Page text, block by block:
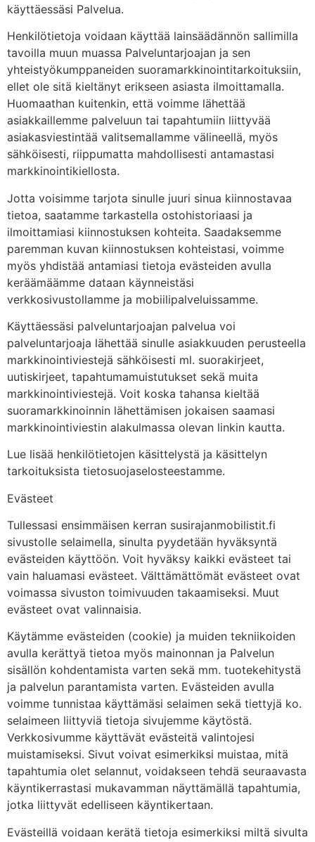
käyttäessäsi Palvelua.
Henkilötietoja voidaan käyttää lainsäädännön sallimilla
tavoilla muun muassa Palveluntarjoajan ja sen
yhteistyökumppaneiden suoramarkkinointitarkoituksiin,
ellet ole sitä kieltänyt erikseen asiasta ilmoittamalla.
Huomaathan kuitenkin, että voimme lähettää
asiakkaillemme palveluun tai tapahtumiin liittyvää
asiakasviestintää valitsemallamme välineellä, myös
sähköisesti, riippumatta mahdollisesti antamastasi
markkinointikiellosta.
Jotta voisimme tarjota sinulle juuri sinua kiinnostavaa
tietoa, saatamme tarkastella ostohistoriaasi ja
ilmoittamiasi kiinnostuksen kohteita. Saadaksemme
paremman kuvan kiinnostuksen kohteistasi, voimme
myös yhdistää antamiasi tietoja evästeiden avulla
keräämäämme dataan käynneistäsi
verkkosivustollamme ja mobiilipalveluissamme.
Käyttäessäsi palveluntarjoajan palvelua voi
palveluntarjoaja lähettää sinulle asiakkuuden perusteella
markkinointiviestejä sähköisesti ml. suorakirjeet,
uutiskirjeet, tapahtumamuistutukset sekä muita
markkinointiviestejä. Voit koska tahansa kieltää
suoramarkkinoinnin lähettämisen jokaisen saamasi
markkinointiviestin alakulmassa olevan linkin kautta.
Lue lisää henkilötietojen käsittelystä ja käsittelyn
tarkoituksista tietosuojaselosteestamme.
Evästeet
Tullessasi ensimmäisen kerran susirajanmobilistit.fi
sivustolle selaimella, sinulta pyydetään hyväksyntä
evästeiden käyttöön. Voit hyväksy kaikki evästeet tai
vain haluamasi evästeet. Välttämättömät evästeet ovat
voimassa sivuston toimivuuden takaamiseksi. Muut
evästeet ovat valinnaisia.
Käytämme evästeiden (cookie) ja muiden tekniikoiden
avulla kerättyä tietoa myös mainonnan ja Palvelun
sisällön kohdentamista varten sekä mm. tuotekehitystä
ja palvelun parantamista varten. Evästeiden avulla
voimme tunnistaa käyttämäsi selaimen sekä tiettyjä ko.
selaimeen liittyviä tietoja sivujemme käytöstä.
Verkkosivumme käyttävät evästeitä valintojesi
muistamiseksi. Sivut voivat esimerkiksi muistaa, mitä
tapahtumia olet selannut, voidakseen tehdä seuraavasta
käyntikerrastasi mukavamman näyttämällä tapahtumia,
jotka liittyvät edelliseen käyntikertaan.
Evästeillä voidaan kerätä tietoja esimerkiksi miltä sivulta